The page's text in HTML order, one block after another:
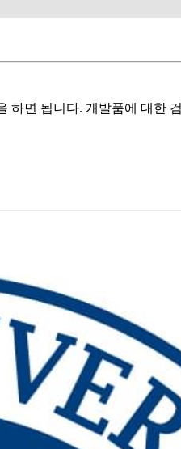
면 됩니다. 개발품에 대한